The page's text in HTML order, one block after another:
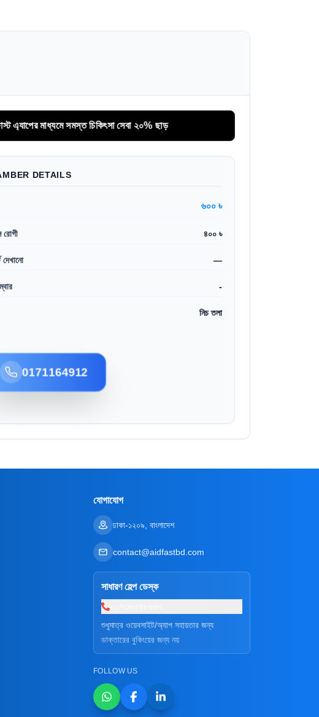
মাধ্যমে সমস্ত চিকিৎসা সেবা ২০% ছাড়
DETAILS
৬০০ ৳
রোগী ৪০০ ৳
দেখানো —
-
নিচ তলা
0171164912
যোগাযোগ
ঢাকা-১২০৯, বাংলাদেশ
contact@aidfastbd.com
সাধারণ হেল্প ডেস্ক
শুধুমাত্র ওয়েবসাইট/অ্যাপ সহায়তার জন্য
ডাক্তারের বুকিংয়ের জন্য নয়
FOLLOW US